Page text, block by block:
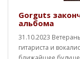
Gorguts
альбома
31.10.2023
гитариста и